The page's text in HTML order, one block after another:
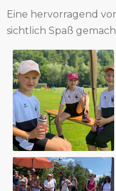
Eine hervorragend
sichtlich Spaß